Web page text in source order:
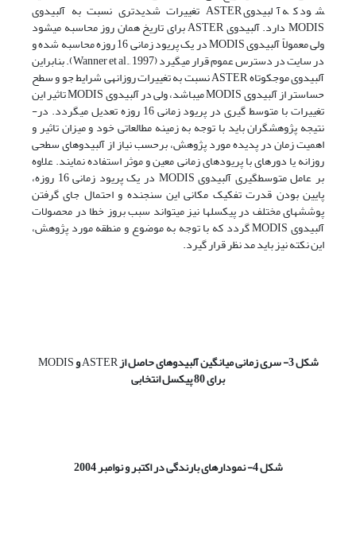
شود که آلبیدوی ASTER تغییرات شدیدتری نسبت به آلبیدوی
MODIS دارد. آلبیدوی ASTER برای تاریخ همان روز محاسبه می­شود
ولی معمولاً آلبیدوی MODIS در یک پریود زمانی 16 روزه محاسبه شده و
در سایت در دسترس عموم قرار می­گیرد (Wanner et al., 1997). بنابراین
آلبیدوی موج­کوتاه ASTER نسبت به تغییرات روزانه­ی شرایط جو و سطح
حساس­تر از آلبیدوی MODIS می­باشد، ولی در آلبیدوی MODIS تاثیر این
تغییرات با متوسط ­گیری در پریود زمانی 16 روزه تعدیل می­گردد. در­
نتیجه پژوهش­گران باید با توجه به زمینه مطالعاتی خود و میزان تاثیر و
اهمیت زمان در پدیده­ مورد پژوهش، برحسب نیاز از آلبیدوهای سطحی
روزانه یا دوره­ای با پریودهای زمانی معین و موثر استفاده نمایند. علاوه
بر عامل متوسط­گیری آلبیدوی MODIS در یک پریود زمانی 16 روزه،
پایین بودن ­قدرت تفکیک مکانی این سنجنده و احتمال جای گرفتن
پوشش­های مختلف در پیکسل­ها نیز می­تواند سبب بروز خطا در محصولات
آلبیدوی MODIS گردد که با توجه به موضوع و منطقه­ مورد پژوهش،
این نکته نیز باید مد نظر قرار گیرد.
شکل 3- سری زمانی میانگین آلبیدوهای حاصل از ASTERوMODIS
برای 80 پیکسل انتخابی
شکل4- نمودارهای بارندگی در اکتبر و نوامبر 2004